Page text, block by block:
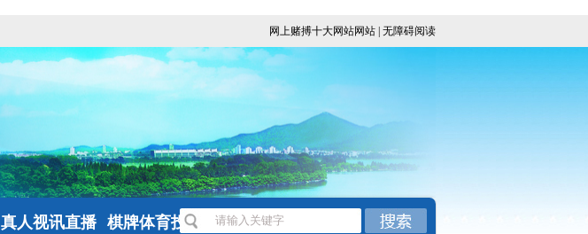
网上赌搏十大网站网站 无障碍阅读
真人视讯直播 棋牌体育投注